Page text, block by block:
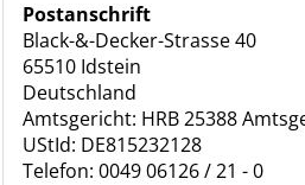
Postanschrift
Black-&-Decker-Strasse 40
65510 Idstein
Deutschland
Amtsgericht: HRB 25388
UStId: DE815232128
Telefon: 0049 06126 / 21 - 0